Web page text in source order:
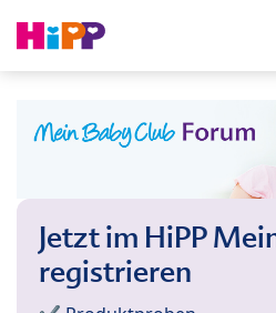
Jetzt im HiPP
registrieren